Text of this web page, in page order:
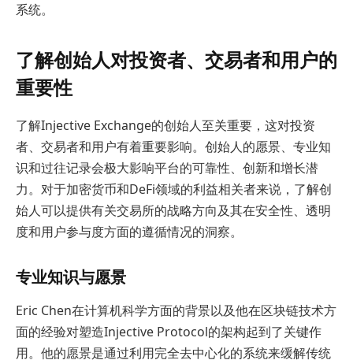
系统。
了解创始人对投资者、交易者和用户的
重要性
了解Injective Exchange的创始人至关重要，这对投资
者、交易者和用户有着重要影响。创始人的愿景、专业知
识和过往记录会极大影响平台的可靠性、创新和增长潜
力。对于加密货币和DeFi领域的利益相关者来说，了解创
始人可以提供有关交易所的战略方向及其在安全性、透明
度和用户参与度方面的遵循情况的洞察。
专业知识与愿景
Eric Chen在计算机科学方面的背景以及他在区块链技术方
面的经验对塑造Injective Protocol的架构起到了关键作
用。他的愿景是通过利用完全去中心化的系统来缓解传统